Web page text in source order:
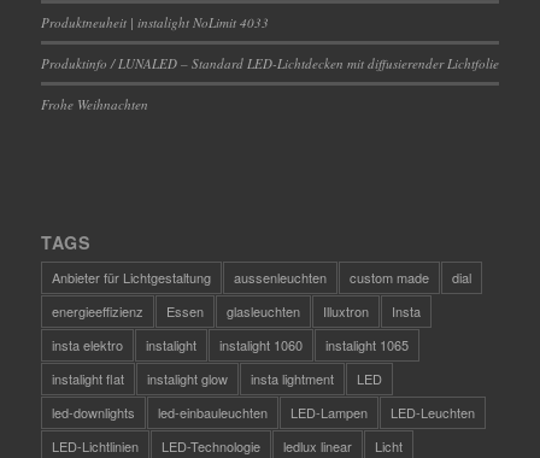
Produktneuheit | instalight NoLimit 4033
Produktinfo / LUNALED – Standard LED-Lichtdecken mit diffusierender Lichtfolie
Frohe Weihnachten
TAGS
Anbieter für Lichtgestaltung aussenleuchten custom made
dial
energieeffizienz
Essen glasleuchten Illuxtron
Insta
insta elektro
instalight instalight 1060
instalight 1065
instalight flat
instalight glow insta lightment
LED
led-downlights
led-einbauleuchten LED-Lampen
LED-Leuchten
LED-Lichtlinien
LED-Technologie ledlux linear
Licht